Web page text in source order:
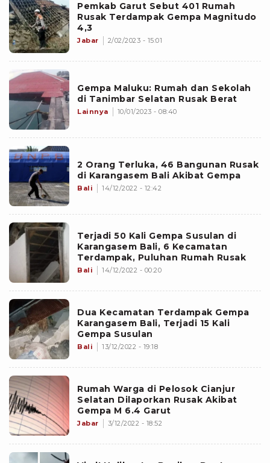
Pemkab Garut Sebut 401 Rumah
Rusak Terdampak Gempa Magnitudo
4,3
Jabar 2/02/2023 - 15:01
Gempa Maluku: Rumah dan Sekolah
di Tanimbar Selatan Rusak Berat
Lainnya 10/01/2023 - 08:40
2 Orang Terluka, 46 Bangunan Rusak
di Karangasem Bali Akibat Gempa
Bali 14/12/2022 - 12:42
Terjadi 50 Kali Gempa Susulan di
Karangasem Bali, 6 Kecamatan
Terdampak, Puluhan Rumah Rusak
Bali 14/12/2022 - 00:20
Dua Kecamatan Terdampak Gempa
Karangasem Bali, Terjadi 15 Kali
Gempa Susulan
Bali 13/12/2022 - 19:18
Rumah Warga di Pelosok Cianjur
Selatan Dilaporkan Rusak Akibat
Gempa M 6.4 Garut
Jabar 3/12/2022 - 18:52